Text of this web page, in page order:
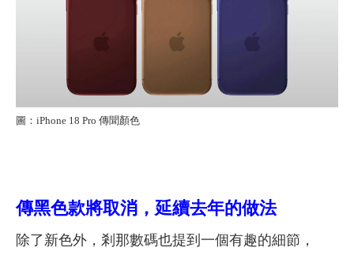
圖：iPhone 18 Pro 傳聞顏色
傳黑色款將取消，延續去年的做法
除了新色外，剎那數碼也提到一個有趣的細節，